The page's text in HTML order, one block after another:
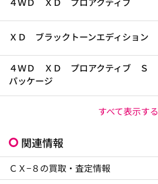
ＸＤ ブラックトーンエディション
４ＷＤ ＸＤ プロアクティブ Ｓ
パッケージ
すべて表示する
関連情報
ＣＸ−８の買取・査定情報